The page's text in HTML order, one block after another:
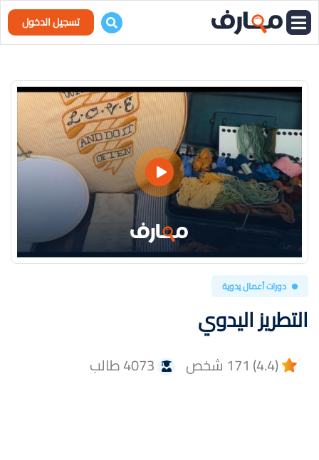
تسجيل الدخول
دورات أعمال يدوية
التطريز اليدوي
(4.4) 171 شخص 4073 طالب